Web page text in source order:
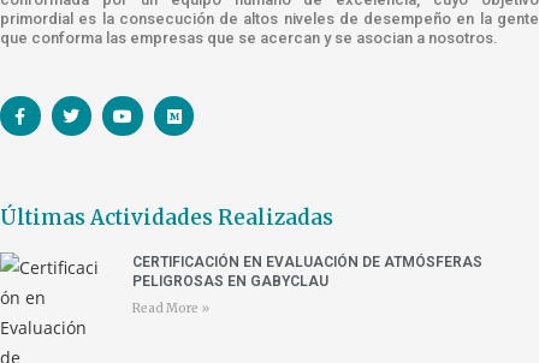
primordial es la consecución de altos niveles de desempeño en la gente
que conforma las empresas que se acercan y se asocian a nosotros.
Últimas Actividades Realizadas
CERTIFICACIÓN EN EVALUACIÓN DE ATMÓSFERAS
PELIGROSAS EN GABYCLAU
Read More »